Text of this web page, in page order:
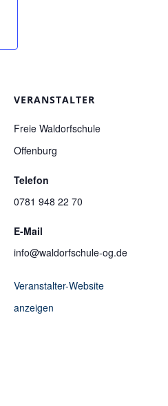
VERANSTALTER
Freie Waldorfschule
Offenburg
Telefon
0781 948 22 70
E-Mail
info@waldorfschule-og.de
Veranstalter-Website
anzeigen